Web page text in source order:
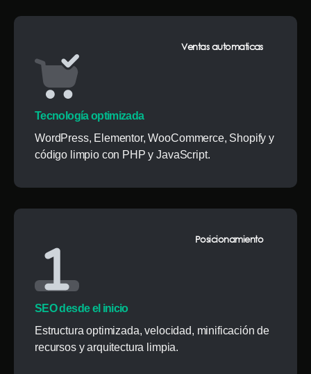
Ventas automaticas
Tecnología optimizada
WordPress, Elementor, WooCommerce, Shopify y
código limpio con PHP y JavaScript.
Posicionamiento
SEO desde el inicio
Estructura optimizada, velocidad, minificación de
recursos y arquitectura limpia.